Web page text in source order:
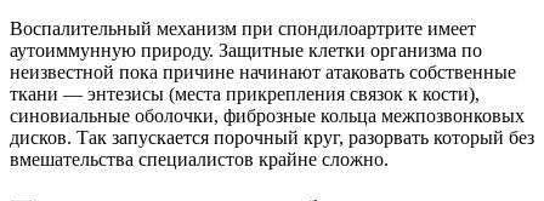
Воспалительный механизм при спондилоартрите имеет
аутоиммунную природу. Защитные клетки организма по
неизвестной пока причине начинают атаковать собственные
ткани — энтезисы (места прикрепления связок к кости),
синовиальные оболочки, фиброзные кольца межпозвонковых
дисков. Так запускается порочный круг, разорвать который без
вмешательства специалистов крайне сложно.